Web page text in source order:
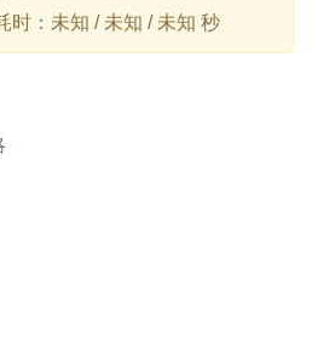
时：未知 / 未知 / 未知 秒